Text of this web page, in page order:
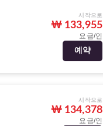
시작으로
₩ 133,955
요금/인
예약
시작으로
₩ 134,378
요금/인